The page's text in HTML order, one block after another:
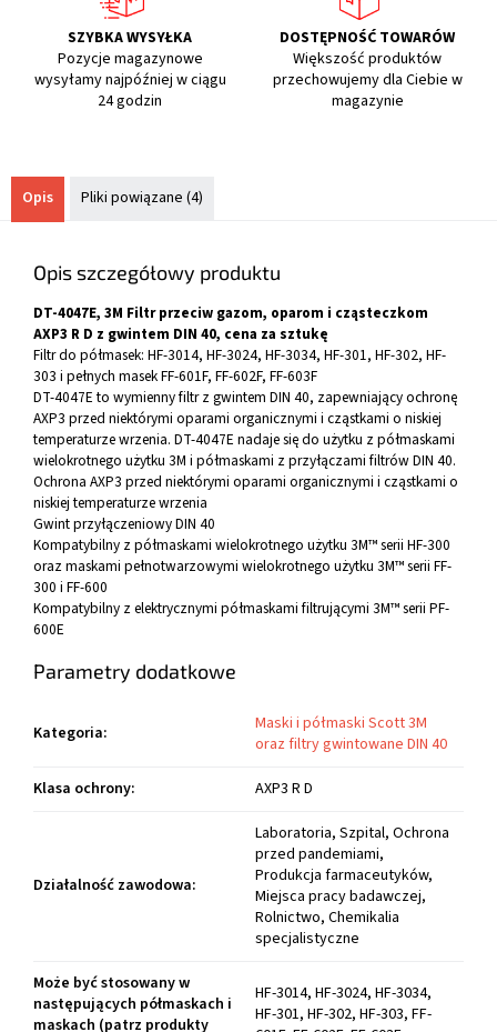
SZYBKA WYSYŁKA
Pozycje magazynowe
wysyłamy najpóźniej w ciągu
24 godzin
DOSTĘPNOŚĆ TOWARÓW
Większość produktów
przechowujemy dla Ciebie w
magazynie
Opis Pliki powiązane (4)
Opis szczegółowy produktu
DT-4047E, 3M Filtr przeciw gazom, oparom i cząsteczkom
AXP3 R D z gwintem DIN 40, cena za sztukę
Filtr do półmasek: HF-3014, HF-3024, HF-3034, HF-301, HF-302, HF-
303 i pełnych masek FF-601F, FF-602F, FF-603F
DT-4047E to wymienny filtr z gwintem DIN 40, zapewniający ochronę
AXP3 przed niektórymi oparami organicznymi i cząstkami o niskiej
temperaturze wrzenia. DT-4047E nadaje się do użytku z półmaskami
wielokrotnego użytku 3M i półmaskami z przyłączami filtrów DIN 40.
Ochrona AXP3 przed niektórymi oparami organicznymi i cząstkami o
niskiej temperaturze wrzenia
Gwint przyłączeniowy DIN 40
Kompatybilny z półmaskami wielokrotnego użytku 3M™ serii HF-300
oraz maskami pełnotwarzowymi wielokrotnego użytku 3M™ serii FF-
300 i FF-600
Kompatybilny z elektrycznymi półmaskami filtrującymi 3M™ serii PF-
600E
Parametry dodatkowe
Kategoria:
Maski i półmaski Scott 3M
oraz filtry gwintowane DIN 40
Klasa ochrony: AXP3 R D
Działalność zawodowa:
Laboratoria, Szpital, Ochrona
przed pandemiami,
Produkcja farmaceutyków,
Miejsca pracy badawczej,
Rolnictwo, Chemikalia
specjalistyczne
Może być stosowany w
następujących półmaskach i
maskach (patrz produkty
HF-3014, HF-3024, HF-3034,
HF-301, HF-302, HF-303, FF-